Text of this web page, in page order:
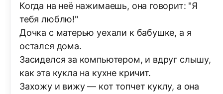
Когда на неё нажимаешь, она говорит: "Я
тебя люблю!"
Дочка с матерью уехали к бабушке, а я
остался дома.
Засиделся за компьютером, и вдруг слышу,
как эта кукла на кухне кричит.
Захожу и вижу — кот топчет куклу, а она